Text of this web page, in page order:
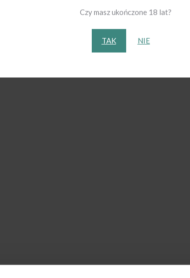
Czy masz ukończone 18 lat?
TAK NIE